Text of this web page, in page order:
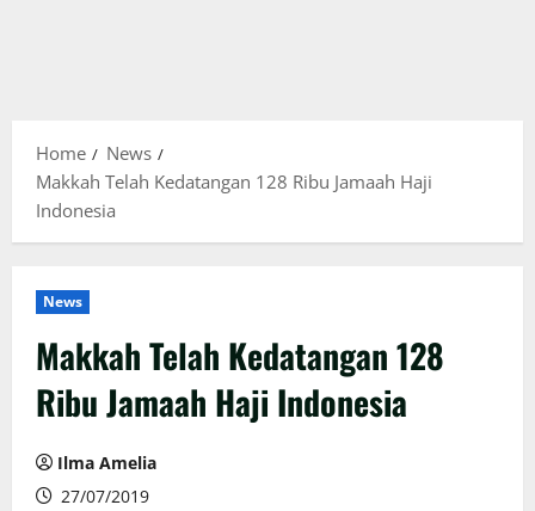
Home
News
Makkah Telah Kedatangan 128 Ribu Jamaah Haji
Indonesia
News
Makkah Telah Kedatangan 128
Ribu Jamaah Haji Indonesia
Ilma Amelia
27/07/2019